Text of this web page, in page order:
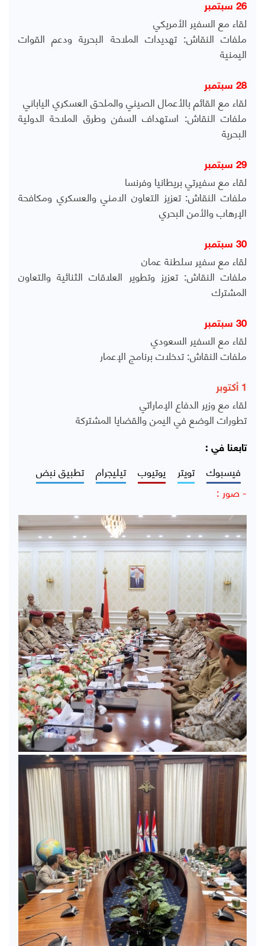
26 سبتمبر
لقاء مع السفير الأمريكي
ملفات النقاش: تهديدات الملاحة البحرية ودعم القوات
اليمنية
28 سبتمبر
لقاء مع القائم بالأعمال الصيني والملحق العسكري الياباني
ملفات النقاش: استهداف السفن وطرق الملاحة الدولية
البحرية
29 سبتمبر
لقاء مع سفيرتي بريطانيا وفرنسا
ملفات النقاش: تعزيز التعاون الامني والعسكري ومكافحة
الإرهاب والأمن البحري
30 سبتمبر
لقاء مع سفير سلطنة عمان
ملفات النقاش: تعزيز وتطوير العلاقات الثنائية والتعاون
المشترك
30 سبتمبر
لقاء مع السفير السعودي
ملفات النقاش: تدخلات برنامج الإعمار
1 أكتوبر
لقاء مع وزير الدفاع الإماراتي
تطورات الوضع في اليمن والقضايا المشتركة
تابعنا في :
فيسبوك تويتر يوتيوب تيليجرام
تطبيق نبض
- صور :